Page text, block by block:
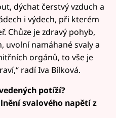
dýchat čerstvý vzduch a
i výdech, při kterém
Chůze je zdravý pohyb,
uvolní namáhané svaly a
orgánů, to vše je
radí Iva Bílková.
potíží?
svalového napětí z